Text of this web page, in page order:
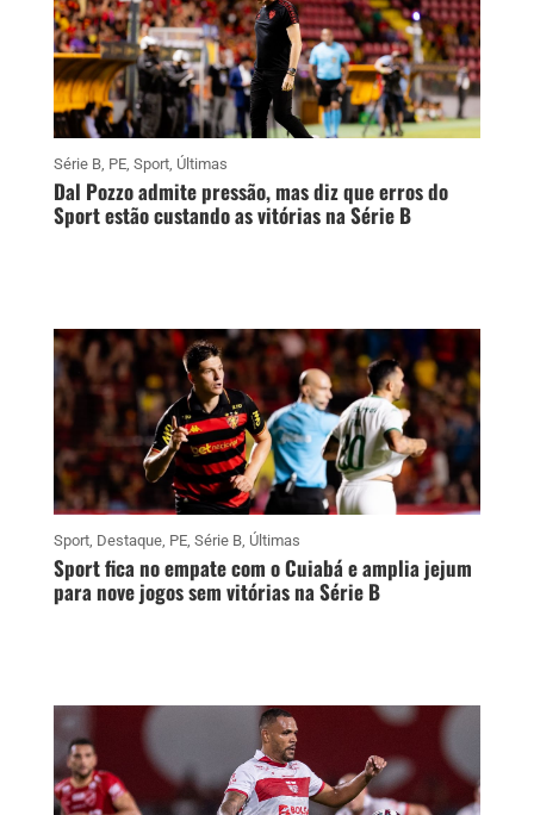
Série B, PE, Sport, Últimas
Dal Pozzo admite pressão, mas diz que erros do
Sport estão custando as vitórias na Série B
Sport, Destaque, PE, Série B, Últimas
Sport fica no empate com o Cuiabá e amplia jejum
para nove jogos sem vitórias na Série B